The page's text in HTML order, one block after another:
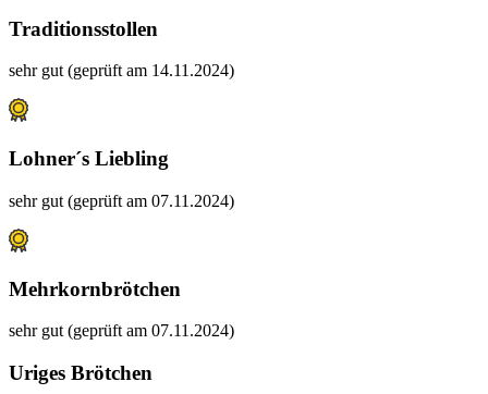
Traditionsstollen
sehr gut (geprüft am 14.11.2024)
Lohner´s Liebling
sehr gut (geprüft am 07.11.2024)
Mehrkornbrötchen
sehr gut (geprüft am 07.11.2024)
Uriges Brötchen